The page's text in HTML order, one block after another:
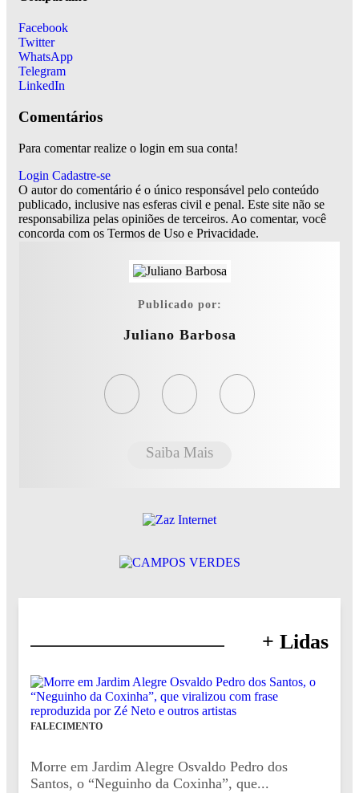
Facebook
Twitter
WhatsApp
Telegram
LinkedIn
Comentários
Para comentar realize o login em sua conta!
Login Cadastre-se
O autor do comentário é o único responsável pelo conteúdo
publicado, inclusive nas esferas civil e penal. Este site não se
responsabiliza pelas opiniões de terceiros. Ao comentar, você
concorda com os Termos de Uso e Privacidade.
Publicado por:
Juliano Barbosa
Saiba Mais
+ Lidas
FALECIMENTO
Morre em Jardim Alegre Osvaldo Pedro dos
Santos, o “Neguinho da Coxinha”, que...